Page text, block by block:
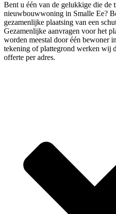
Bent u één van de gelukkige die de
nieuwbouwwoning in Smalle Ee?
gezamenlijke plaatsing van een
Gezamenlijke aanvragen voor het
worden meestal door één bewoner
tekening of plattegrond werken wij
offerte per adres.